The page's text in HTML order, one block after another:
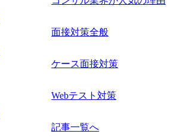
面接対策全般
ケース面接対策
Webテスト対策
記事一覧へ